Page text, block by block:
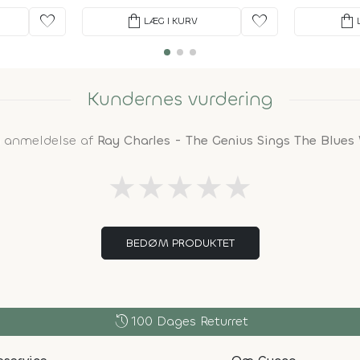
favorite shopping_bag LÆG I KURV favorite shopping_bag
Kundernes vurdering
anmeldelse af Ray Charles - The Genius Sings The
★★★★★
BEDØM PRODUKTET
history 100 Dages Returret